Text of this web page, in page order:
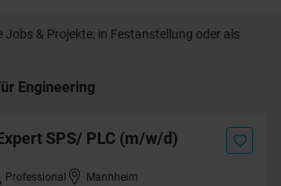
Jobs & Projekte: in Festanstellung oder als
Engineering
SPS/ PLC (m/w/d)
Professional
Mannheim